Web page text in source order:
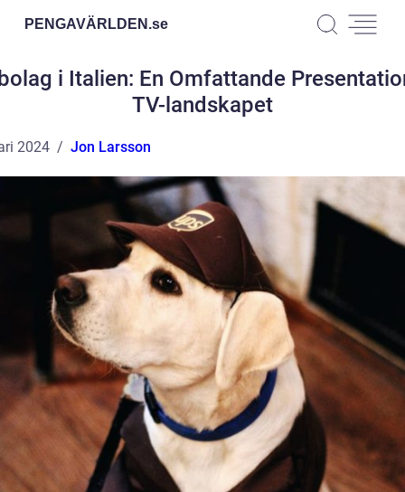
PENGAVÄRLDEN.se
i Italien: En Omfattande
TV-landskapet
2024 Jon Larsson